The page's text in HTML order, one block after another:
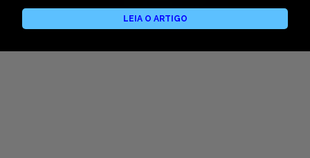
LEIA O ARTIGO